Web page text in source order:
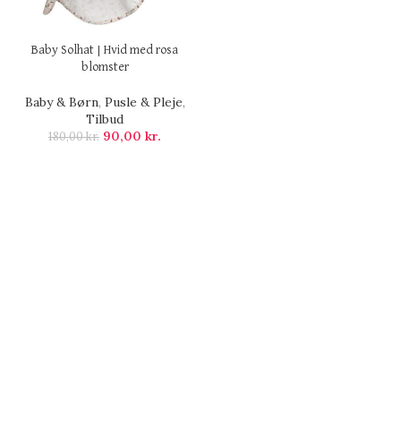
Baby Solhat | Hvid med rosa
blomster
Baby & Børn, Pusle & Pleje,
Tilbud
180,00kr. 90,00 kr.